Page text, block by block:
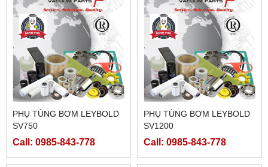
PHỤ TÙNG BƠM LEYBOLD
SV750
Call: 0985-843-778
PHỤ TÙNG BƠM LEYBOLD
SV1200
Call: 0985-843-778